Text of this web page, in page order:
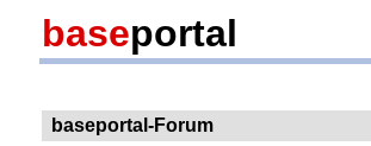
baseportal
baseportal-Forum